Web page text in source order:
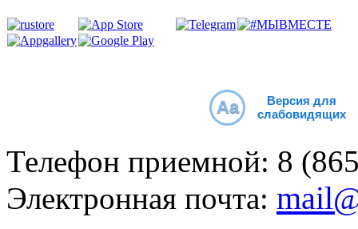
Aa
Версия для
слабовидящих
Телефон приемной: 8
Электронная почта: